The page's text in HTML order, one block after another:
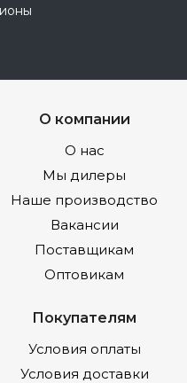
О компании
О нас
Мы дилеры
Наше производство
Вакансии
Поставщикам
Оптовикам
Покупателям
Условия оплаты
Условия доставки